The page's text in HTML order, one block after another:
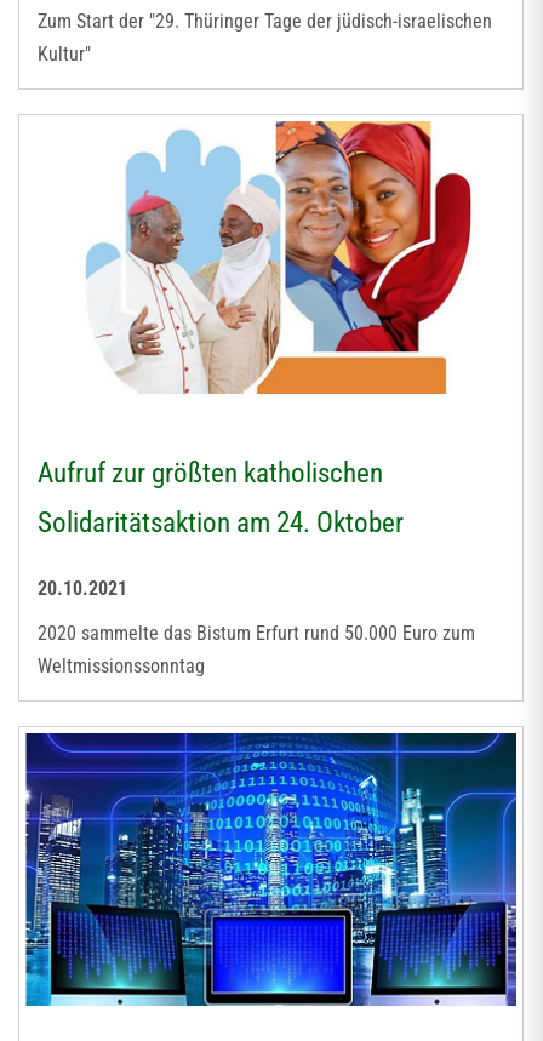
Zum Start der "29. Thüringer Tage der jüdisch-israelischen
Kultur"
Aufruf zur größten katholischen
Solidaritätsaktion am 24. Oktober
20.10.2021
2020 sammelte das Bistum Erfurt rund 50.000 Euro zum
Weltmissionssonntag